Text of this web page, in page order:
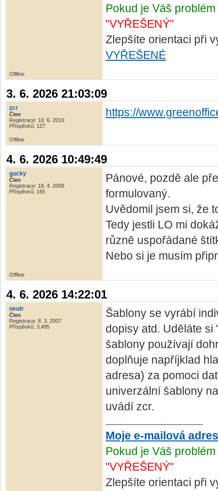
Pokud je Váš
"VYŘEŠENÝ"
Zlepšíte orientaci při
VYŘEŠENÉ
Offline
3. 6. 2026 21:03:09
zcr
Člen
Registrace: 10. 6. 2019
Příspěvků: 127
https://
Offline
4. 6. 2026 10:49:49
gucky
Člen
Registrace: 18. 4. 2008
Příspěvků: 165
Pánové, pozdě ale
formulovaný.
Uvědomil jsem si, že
Tedy jestli LO mi
různě uspořádané
Nebo si je musím
Offline
4. 6. 2026 14:22:01
neutr
Člen
Registrace: 8. 3. 2007
Příspěvků: 3,495
Šablony se vyrábí
dopisy atd. Uděláte
šablony používají
doplňuje napříjklad
adresa) za pomoci
univerzální šablony
uvádí zcr.
Moje e-mailová
Pokud je Váš
"VYŘEŠENÝ"
Zlepšíte orientaci při